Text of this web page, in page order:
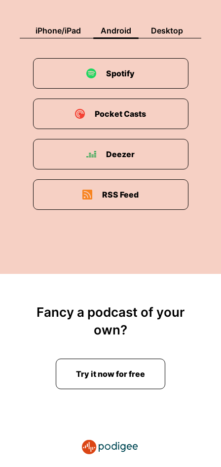
iPhone/iPad Android Desktop
Spotify
Pocket Casts
Deezer
RSS Feed
Fancy a podcast of your
own?
Try it now for free